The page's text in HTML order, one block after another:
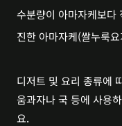
수분량이 아마자케보다
진한 아마자케(쌀누룩
디저트 및 요리 종류에
움과자나 국 등에 사용
요.